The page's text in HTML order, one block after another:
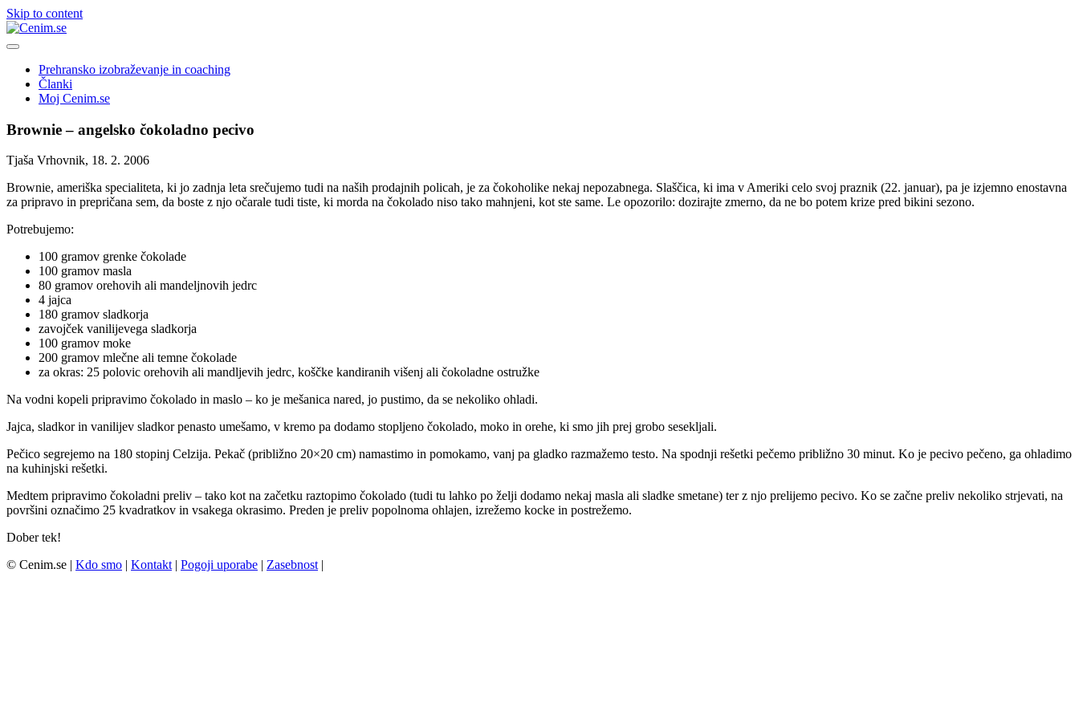
Skip to content
Prehransko izobraževanje in coaching
Članki
Moj Cenim.se
Brownie – angelsko čokoladno pecivo
Tjaša Vrhovnik, 18. 2. 2006
Brownie, ameriška specialiteta, ki jo zadnja leta srečujemo tudi na naših prodajnih policah, je za čokoholike nekaj nepozabnega. Slaščica, ki ima v Ameriki celo svoj praznik (22. januar), pa je izjemno enostavna
za pripravo in prepričana sem, da boste z njo očarale tudi tiste, ki morda na čokolado niso tako mahnjeni, kot ste same. Le opozorilo: dozirajte zmerno, da ne bo potem krize pred bikini sezono.
Potrebujemo:
100 gramov grenke čokolade
100 gramov masla
80 gramov orehovih ali mandeljnovih jedrc
4 jajca
180 gramov sladkorja
zavojček vanilijevega sladkorja
100 gramov moke
200 gramov mlečne ali temne čokolade
za okras: 25 polovic orehovih ali mandljevih jedrc, koščke kandiranih višenj ali čokoladne ostružke
Na vodni kopeli pripravimo čokolado in maslo – ko je mešanica nared, jo pustimo, da se nekoliko ohladi.
Jajca, sladkor in vanilijev sladkor penasto umešamo, v kremo pa dodamo stopljeno čokolado, moko in orehe, ki smo jih prej grobo sesekljali.
Pečico segrejemo na 180 stopinj Celzija. Pekač (približno 20×20 cm) namastimo in pomokamo, vanj pa gladko razmažemo testo. Na spodnji rešetki pečemo približno 30 minut. Ko je pecivo pečeno, ga ohladimo
na kuhinjski rešetki.
Medtem pripravimo čokoladni preliv – tako kot na začetku raztopimo čokolado (tudi tu lahko po želji dodamo nekaj masla ali sladke smetane) ter z njo prelijemo pecivo. Ko se začne preliv nekoliko strjevati, na
površini označimo 25 kvadratkov in vsakega okrasimo. Preden je preliv popolnoma ohlajen, izrežemo kocke in postrežemo.
Dober tek!
© Cenim.se | Kdo smo | Kontakt| Pogoji uporabe | Zasebnost|